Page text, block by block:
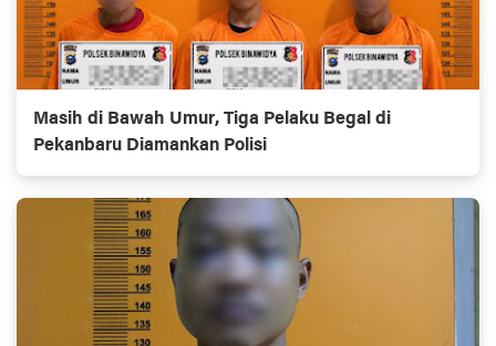
Masih di Bawah Umur, Tiga Pelaku Begal di
Pekanbaru Diamankan Polisi